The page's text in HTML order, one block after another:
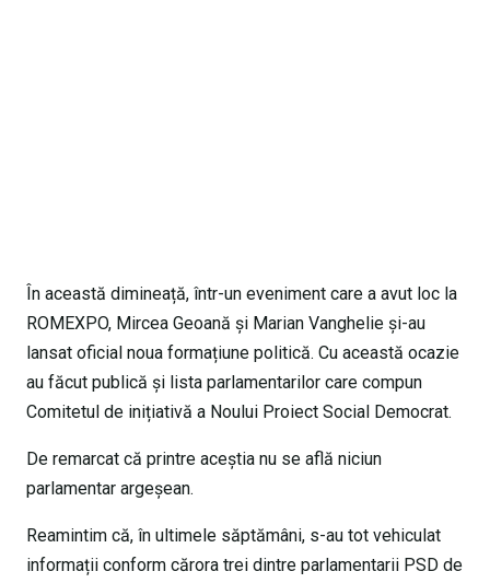
În această dimineață, într-un eveniment care a avut loc la
ROMEXPO, Mircea Geoană și Marian Vanghelie și-au
lansat oficial noua formațiune politică. Cu această ocazie
au făcut publică și lista parlamentarilor care compun
Comitetul de inițiativă a Noului Proiect Social Democrat.
De remarcat că printre aceștia nu se află niciun
parlamentar argeșean.
Reamintim că, în ultimele săptămâni, s-au tot vehiculat
informații conform cărora trei dintre parlamentarii PSD de